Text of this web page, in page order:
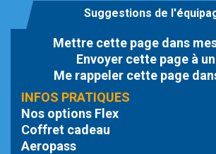
Suggestions de
Mettre cette page dans
Envoyer cette page à
Me rappeler cette page
INFOS PRATIQUES
Nos options Flex
Coffret cadeau
Aeropass